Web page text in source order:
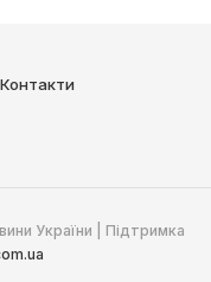
Контакти
України | Підтримка